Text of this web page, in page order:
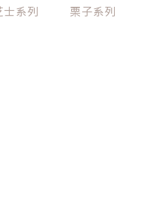
士系列 栗子系列